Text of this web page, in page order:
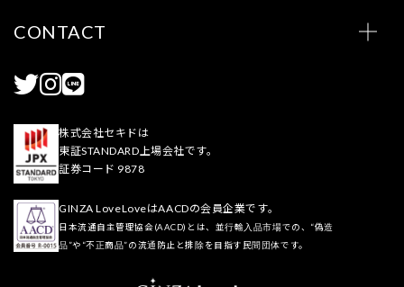
CONTACT
株式会社セキドは
東証STANDARD上場会社です。
証券コード 9878
GINZA LoveLoveはAACDの会員企業です。
日本流通自主管理協会(AACD)とは、並行輸入品市場での、“偽造
品”や“不正商品”の流通防止と排除を目指す民間団体です。